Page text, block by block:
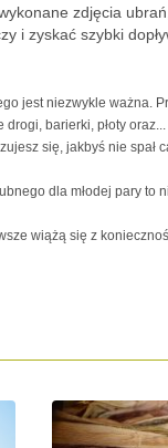
zdjęcia
i zyskać szybki
jest niezwykle ważna.
barierki, płoty oraz...
się, jakbyś nie spał
dla młodej pary to
wiążą się z